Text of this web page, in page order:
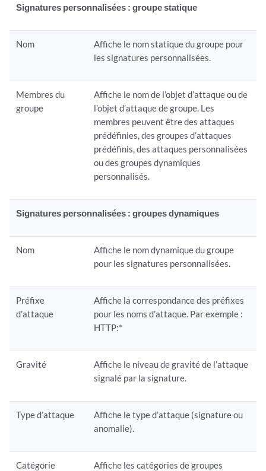
Signatures personnalisées : groupe statique
Nom
Affiche le nom statique du groupe pour
les signatures personnalisées.
Membres du
groupe
Affiche le nom de l’objet d’attaque ou de
l’objet d’attaque de groupe. Les
membres peuvent être des attaques
prédéfinies, des groupes d’attaques
prédéfinis, des attaques personnalisées
ou des groupes dynamiques
personnalisés.
Signatures personnalisées : groupes dynamiques
Nom
Affiche le nom dynamique du groupe
pour les signatures personnalisées.
Préfixe
d’attaque
Affiche la correspondance des préfixes
pour les noms d’attaque. Par exemple :
HTTP:*
Gravité
Affiche le niveau de gravité de l’attaque
signalé par la signature.
Type d’attaque
Affiche le type d’attaque (signature ou
anomalie).
Catégorie Affiche les catégories de groupes